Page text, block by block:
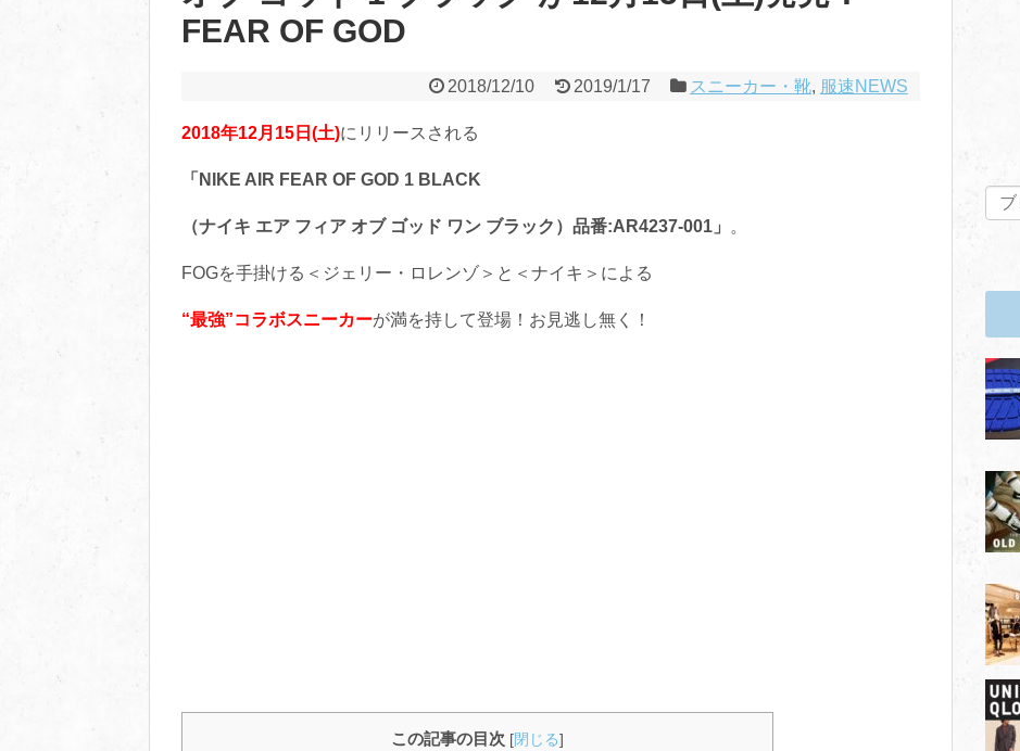
FEAR OF GOD
2018/12/10 2019/1/17 スニーカー・靴, 服速NEWS
2018年12月15日(土)にリリースされる
「NIKE AIR FEAR OF GOD 1 BLACK
（ナイキ エア フィア オブ ゴッド ワン ブラック）品番:AR4237-001」 。
FOGを手掛ける＜ジェリー・ロレンゾ＞と＜ナイキ＞による
“最強”コラボスニーカーが満を持して登場！お見逃し無く！
この記事の目次 [閉じる]